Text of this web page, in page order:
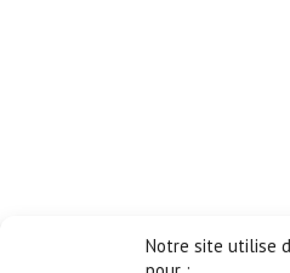
Notre site utilise